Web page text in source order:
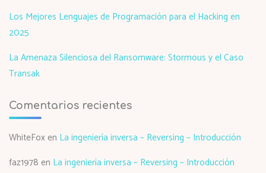
Los Mejores Lenguajes de Programación para el Hacking en
2025
La Amenaza Silenciosa del Ransomware: Stormous y el Caso
Transak
Comentarios recientes
WhiteFox en La ingeniería inversa – Reversing – Introducción
faz1978 en La ingeniería inversa – Reversing – Introducción